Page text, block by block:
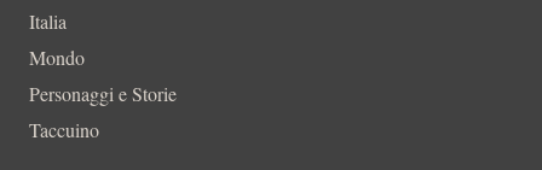
Italia
Mondo
Personaggi e Storie
Taccuino